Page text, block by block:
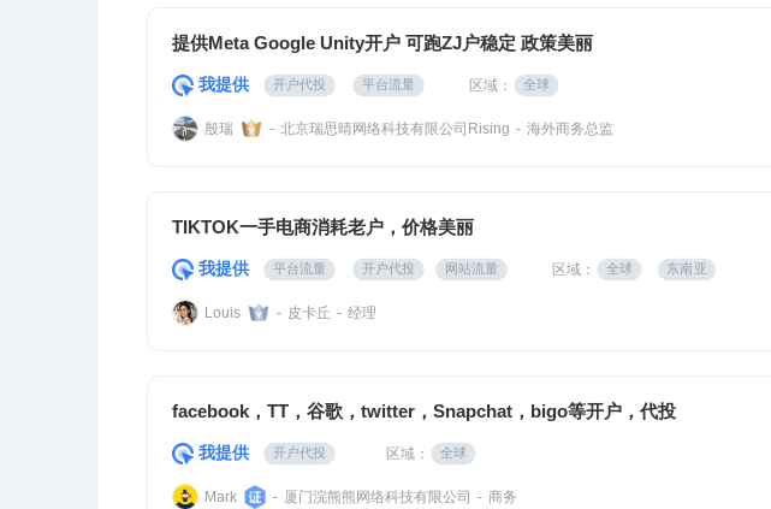
提供Meta Google Unity开户 可跑ZJ户稳定 政策美丽
我提供 开户代投 平台流量 区域： 全球
殷瑞 - 北京瑞思晴网络科技有限公司Rising - 海外商务总监
TIKTOK一手电商消耗老户，价格美丽
我提供 平台流量 开户代投 网站流量 区域： 全球 东南亚
Louis - 皮卡丘 - 经理
facebook，TT，谷歌，twitter，Snapchat，bigo等开户，代投
我提供 开户代投 区域： 全球
Mark - 厦门浣熊熊网络科技有限公司 - 商务